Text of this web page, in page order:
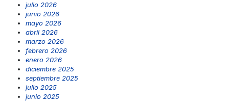
julio 2026
junio 2026
mayo 2026
abril 2026
marzo 2026
febrero 2026
enero 2026
diciembre 2025
septiembre 2025
julio 2025
junio 2025